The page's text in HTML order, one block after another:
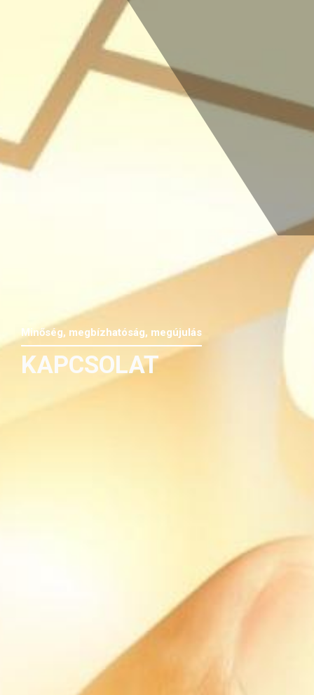
Minőség, megbízhatóság, megújulás
KAPCSOLAT